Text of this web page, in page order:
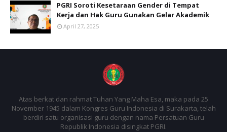
PGRI Soroti Kesetaraan Gender di Tempat
Kerja dan Hak Guru Gunakan Gelar Akademik
April 27, 2025
Atas berkat dan rahmat Tuhan Yang Maha Esa, maka pada 25
November 1945 dalam Kongres Guru Indonesia di Surakarta, telah
berdiri satu organisasi guru dengan nama Persatuan Guru
Republik Indonesia disingkat PGRI.